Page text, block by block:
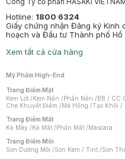
Hotline: 1800 6324
Giấy chứng nhận Đăng ký Kinh
hoạch và Đầu tư Thành phố Hồ
Xem tất cả cửa hàng
Mỹ Phẩm High-End
Trang Điểm Mặt
Kem Lót /Kem Nền /Phấn Nền /BB / CC
Che Khuyết Điểm /Má Hồng /Tạo Khối
Trang Điểm Mắt
Kẻ Mày /Kẻ Mắt /Phấn Mắt /Mascara
Trang Điểm Môi
Son Dưỡng Môi /Son Kem / Tint /Son